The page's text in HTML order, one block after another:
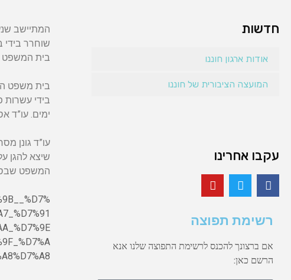
חדשות
אודות ארגון חוננו
המועצה הציבורית של חוננו
עקבו אחרינו
רשימת תפוצה
אם ברצונך להכנס לרשימת התפוצה שלנו אנא
הרשם כאן:
המתיישב
שוחרר בידי
בית המשפט
בית משפט
בידי עשרות
ימים. עו”ד
עו”ד גונן
שיצא להגן
המשפט